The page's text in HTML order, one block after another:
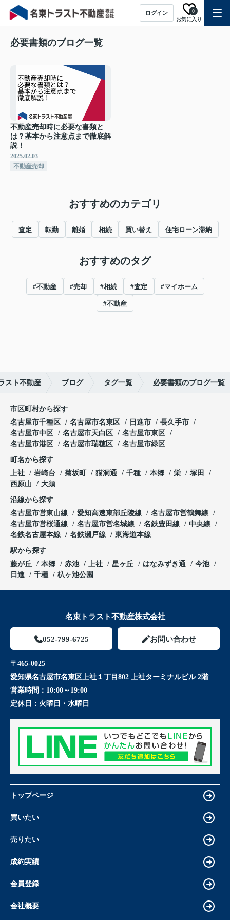
ログイン
お気に入り
0
必要書類のブログ一覧
不動産売却時に必要な書類と
は？基本から注意点まで徹底解
説！
2025.02.03
不動産売却
おすすめのカテゴリ
査定 転勤 離婚 相続 買い替え 住宅ローン滞納
おすすめのタグ
#不動産 #売却 #相続 #査定 #マイホーム
#不動産
スト不動産 ブログ タグ一覧 必要書類のブログ一覧
市区町村から探す
名古屋市千種区
名古屋市名東区 日進市
長久手市
名古屋市中区
名古屋市天白区
名古屋市東区
名古屋市港区
名古屋市瑞穂区 名古屋市緑区
町名から探す
上社
岩崎台 菊坂町 猫洞通 千種 本郷 栄
塚田
西原山
大須
沿線から探す
名古屋市営東山線
愛知高速東部丘陵線
名古屋市営鶴舞線
名古屋市営桜通線
名古屋市営名城線 名鉄豊田線
中央線
名鉄名古屋本線
名鉄瀬戸線 東海道本線
駅から探す
藤が丘
本郷 赤池 上社 星ヶ丘 はなみずき通
今池
日進
千種 杁ヶ池公園
名東トラスト不動産株式会社
052-799-6725 お問い合わせ
〒465-0025
愛知県名古屋市名東区上社１丁目802 上社ターミナルビル 2階
営業時間： 10:00～19:00
定休日： 火曜日・水曜日
トップページ
買いたい
売りたい
成約実績
会員登録
会社概要